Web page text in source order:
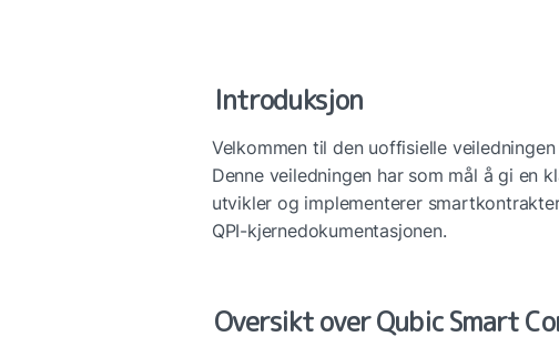
Introduksjon
Velkommen til den uoffisielle
Denne veiledningen har som mål å gi en
utvikler og implementerer
QPI-kjernedokumentasjonen.
Oversikt over Qubic Smart